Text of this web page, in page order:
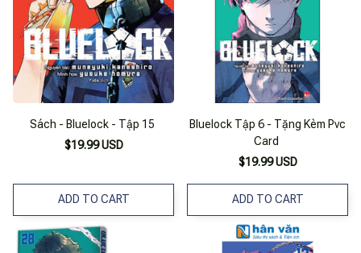
Sách - Bluelock - Tập 15
$19.99 USD
ADD TO CART
Bluelock Tập 6 - Tặng Kèm Pvc
Card
$19.99 USD
ADD TO CART